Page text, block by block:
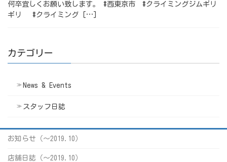
何卒宜しくお願い致します。 #西東京市 #クライミングジムギリ
ギリ #クライミング […]
カテゴリー
News & Events
スタッフ日誌
お知らせ（〜2019.10）
店舗日誌（〜2019.10）